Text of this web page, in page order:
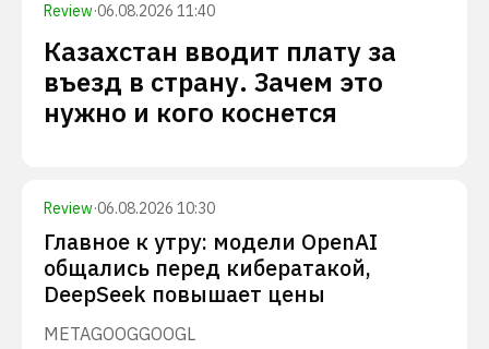
Review·06.08.2026 11:40
Казахстан вводит плату за
въезд в страну. Зачем это
нужно и кого коснется
Review·06.08.2026 10:30
Главное к утру: модели OpenAI
общались перед кибератакой,
DeepSeek повышает цены
METAGOOGGOOGL